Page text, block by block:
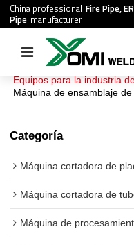
China professional Fire Pipe,
Pipe manufacturer
todos /
Equipos para la industria
Máquina de ensamblaje
Categoría
Máquina cortadora de
Máquina cortadora de
Máquina de